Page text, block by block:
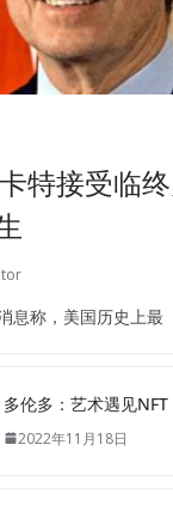
特接受临
息称，美国历史上最
多伦多：艺术遇见NFT
2022年11月18日